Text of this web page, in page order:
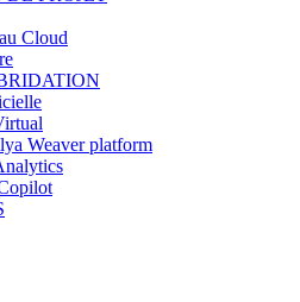
Cloud
Weaver platform